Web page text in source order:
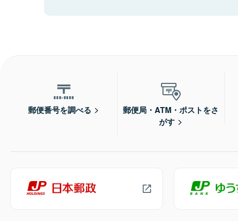
郵便番号を調べる
郵便局・ATM・ポストをさ
がす